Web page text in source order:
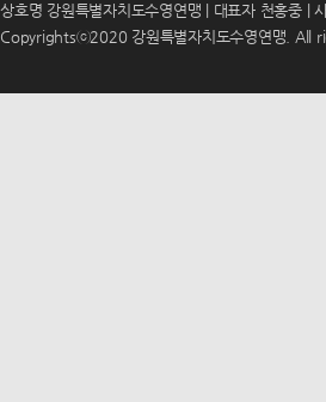
상호명 강원특별자치도수영연맹 | 대표자 천홍중
Copyrightsⓒ2020 강원특별자치도수영연맹. All